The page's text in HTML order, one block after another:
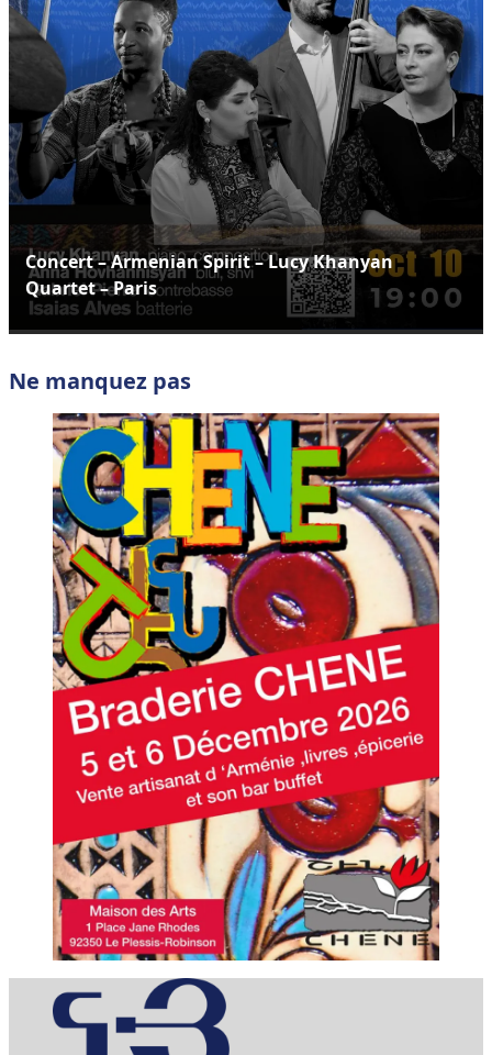
Concert – Armenian Spirit – Lucy Khanyan
Quartet – Paris
Ne manquez pas